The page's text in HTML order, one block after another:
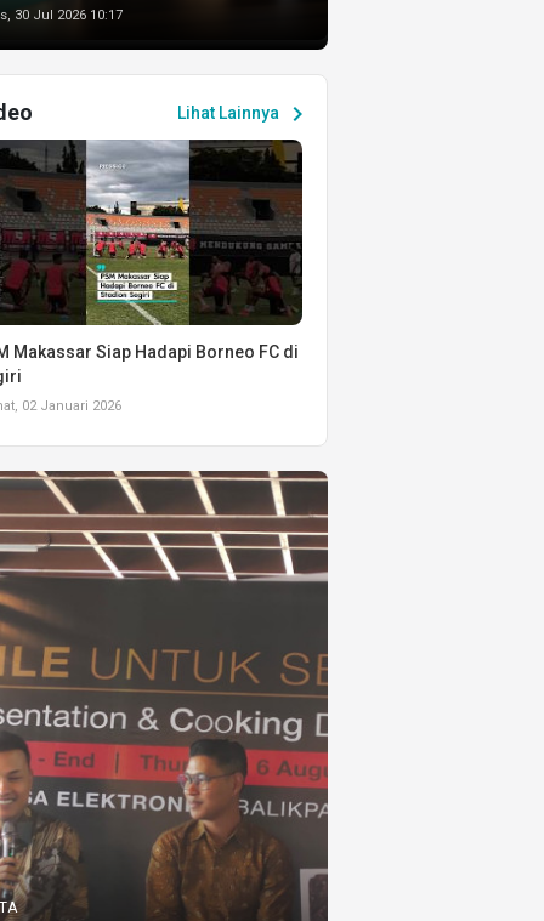
30 Jul 2026 10:17
Lihat Lainnya chevron_right
Makassar Siap Hadapi Borneo FC di
02 Januari 2026